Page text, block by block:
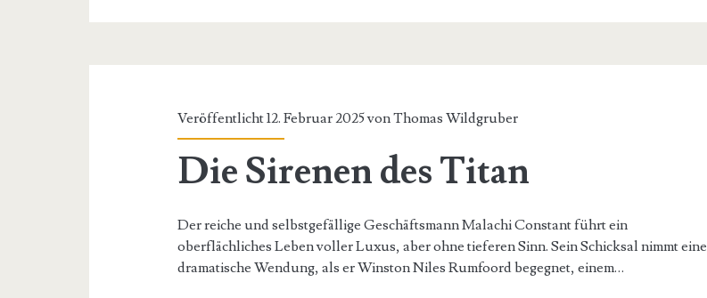
Veröffentlicht 12. Februar 2025 vonThomas Wildgruber
Die Sirenen des Titan
Der reiche und selbstgefällige Geschäftsmann Malachi Constant führt ein
oberflächliches Leben voller Luxus, aber ohne tieferen Sinn. Sein Schicksal nimmt eine
dramatische Wendung, als er Winston Niles Rumfoord begegnet, einem…